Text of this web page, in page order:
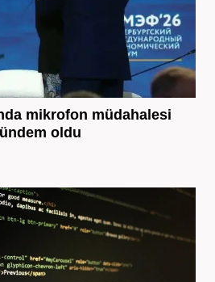
mikrofon müdahalesi
oldu